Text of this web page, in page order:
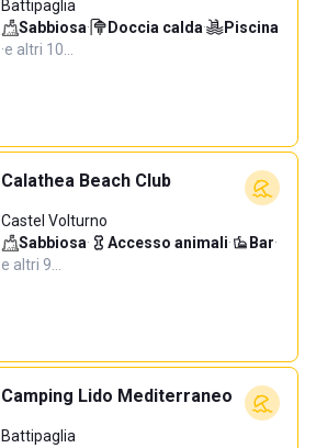
Battipaglia
Sabbiosa· Doccia calda·
Piscina
·e altri 10…
Calathea Beach Club
Castel Volturno
Sabbiosa· Accesso animali· Bar·
e altri 9…
Camping Lido Mediterraneo
Battipaglia